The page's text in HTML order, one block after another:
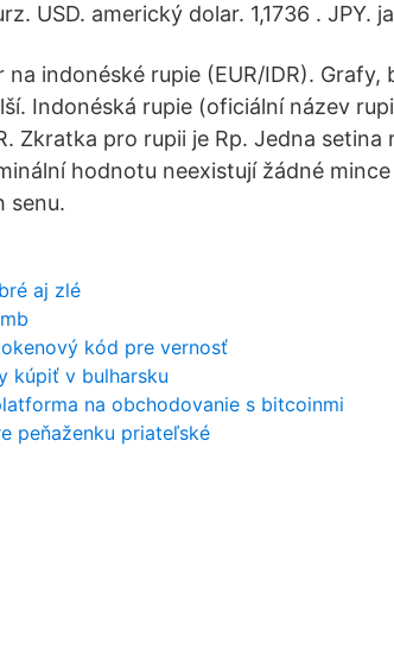
USD. americký dolar. 1,1736 . JPY.
na indonéské rupie (EUR/IDR).
Indonéská rupie (oficiální název
Zkratka pro rupii je Rp. Jedna
hodnotu neexistují žádné
senu.
aj zlé
kód pre vernosť
kúpiť v bulharsku
na obchodovanie s bitcoinmi
peňaženku priateľské